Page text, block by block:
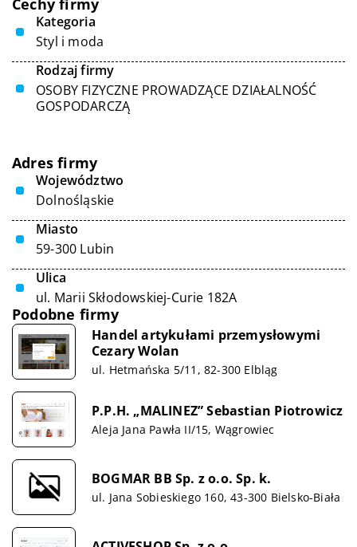
Cechy firmy
Kategoria
Styl i moda
Rodzaj firmy
OSOBY FIZYCZNE PROWADZĄCE DZIAŁALNOŚĆ
GOSPODARCZĄ
Adres firmy
Województwo
Dolnośląskie
Miasto
59-300 Lubin
Ulica
ul. Marii Skłodowskiej-Curie 182A
Podobne firmy
Handel artykułami przemysłowymi
Cezary Wolan
ul. Hetmańska 5/11, 82-300 Elbląg
P.P.H. „MALINEZ” Sebastian Piotrowicz
Aleja Jana Pawła II/15, Wągrowiec
BOGMAR BB Sp. z o.o. Sp. k.
ul. Jana Sobieskiego 160, 43-300 Bielsko-Biała